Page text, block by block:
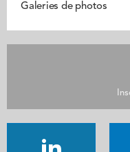
Galeries de photos